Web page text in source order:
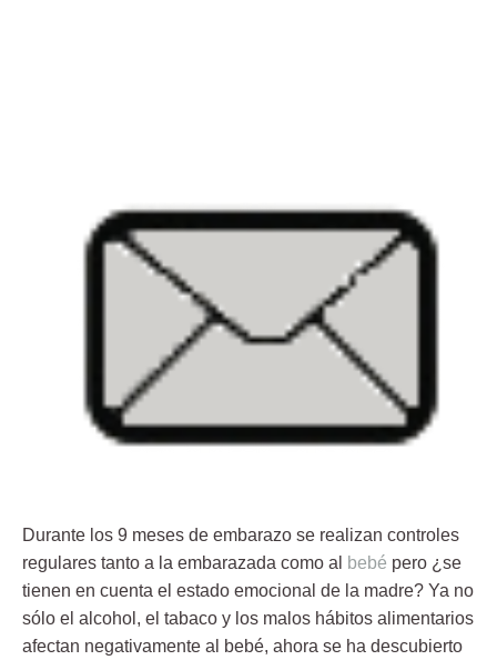
Durante los 9 meses de embarazo se realizan controles
regulares tanto a la embarazada como al
bebé pero ¿se
tienen en cuenta el estado emocional de la madre? Ya no
sólo el alcohol, el tabaco y los malos hábitos alimentarios
afectan negativamente al bebé, ahora se ha descubierto